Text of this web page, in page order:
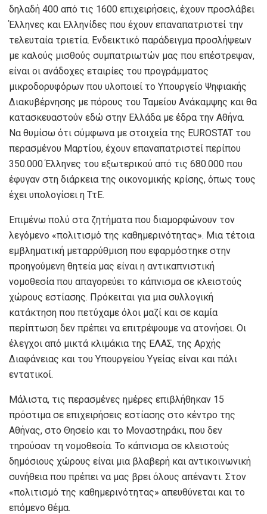
δηλαδή 400 από τις 1600 επιχειρήσεις, έχουν προσλάβει
Έλληνες και Ελληνίδες που έχουν επαναπατριστεί την
τελευταία τριετία. Ενδεικτικό παράδειγμα προσλήψεων
με καλούς μισθούς συμπατριωτών μας που επέστρεψαν,
είναι οι ανάδοχες εταιρίες του προγράμματος
μικροδορυφόρων που υλοποιεί το Υπουργείο Ψηφιακής
Διακυβέρνησης με πόρους του Ταμείου Ανάκαμψης και θα
κατασκευαστούν εδώ στην Ελλάδα με έδρα την Αθήνα.
Να θυμίσω ότι σύμφωνα με στοιχεία της EUROSTAT του
περασμένου Μαρτίου, έχουν επαναπατριστεί περίπου
350.000 Έλληνες του εξωτερικού από τις 680.000 που
έφυγαν στη διάρκεια της οικονομικής κρίσης, όπως τους
έχει υπολογίσει η ΤτΕ.
Επιμένω πολύ στα ζητήματα που διαμορφώνουν τον
λεγόμενο «πολιτισμό της καθημερινότητας». Μια τέτοια
εμβληματική μεταρρύθμιση που εφαρμόστηκε στην
προηγούμενη θητεία μας είναι η αντικαπνιστική
νομοθεσία που απαγορεύει το κάπνισμα σε κλειστούς
χώρους εστίασης. Πρόκειται για μια συλλογική
κατάκτηση που πετύχαμε όλοι μαζί και σε καμία
περίπτωση δεν πρέπει να επιτρέψουμε να ατονήσει. Οι
έλεγχοι από μικτά κλιμάκια της ΕΛΑΣ, της Αρχής
Διαφάνειας και του Υπουργείου Υγείας είναι και πάλι
εντατικοί.
Μάλιστα, τις περασμένες ημέρες επιβλήθηκαν 15
πρόστιμα σε επιχειρήσεις εστίασης στο κέντρο της
Αθήνας, στο Θησείο και το Μοναστηράκι, που δεν
τηρούσαν τη νομοθεσία. Το κάπνισμα σε κλειστούς
δημόσιους χώρους είναι μια βλαβερή και αντικοινωνική
συνήθεια που πρέπει να μας βρει όλους απέναντι. Στον
«πολιτισμό της καθημερινότητας» απευθύνεται και το
επόμενο θέμα.